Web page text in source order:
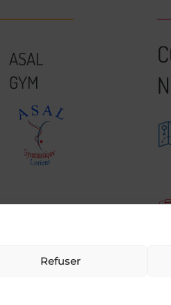
Refuser
ASAL
GYM
internet sur VANNES – LORIENT